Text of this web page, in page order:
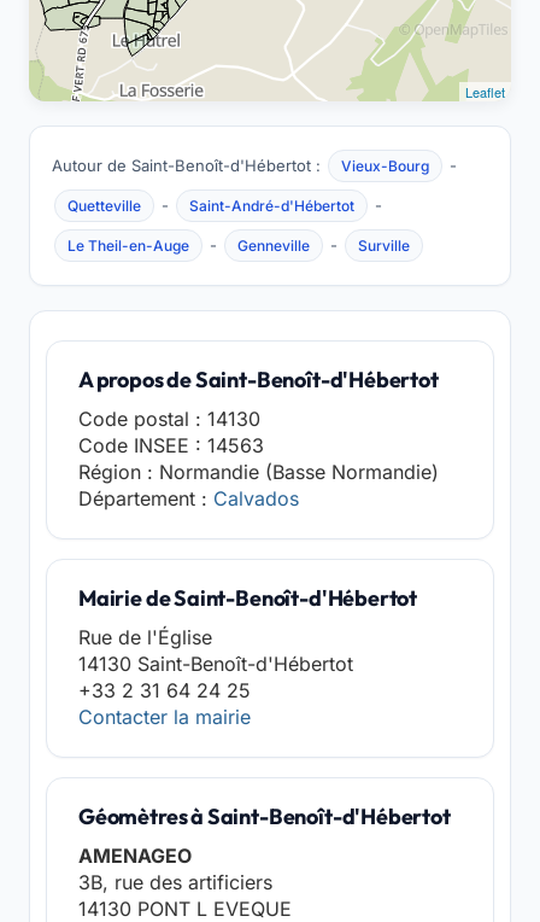
Leaflet
Autour de Saint-Benoît-d'Hébertot : Vieux-Bourg -
Quetteville - Saint-André-d'Hébertot -
Le Theil-en-Auge - Genneville - Surville
A propos de Saint-Benoît-d'Hébertot
Code postal : 14130
Code INSEE : 14563
Région : Normandie (Basse Normandie)
Département : Calvados
Mairie de Saint-Benoît-d'Hébertot
Rue de l'Église
14130 Saint-Benoît-d'Hébertot
+33 2 31 64 24 25
Contacter la mairie
Géomètres à Saint-Benoît-d'Hébertot
AMENAGEO
3B, rue des artificiers
14130 PONT L EVEQUE